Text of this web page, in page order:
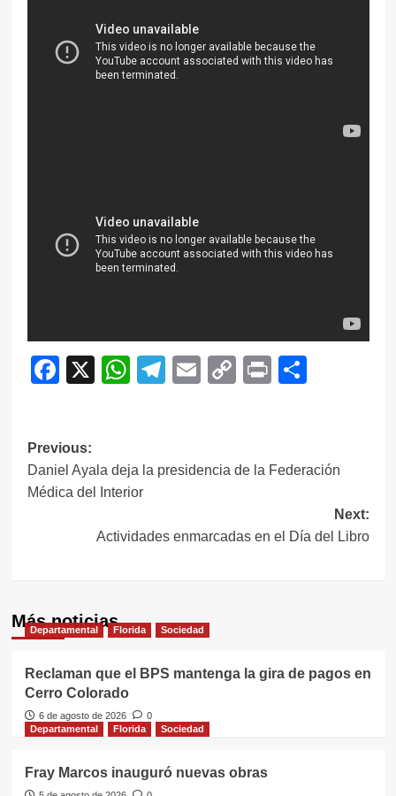
Facebook
X WhatsApp
Telegram
EmailCopy
Print
Navegación
de
Previous:
Daniel Ayala deja la presidencia de la Federación
Médica del Interior
Next:
Actividades enmarcadas en el Día del Libro
Más noticias
Departamental Florida Sociedad
Reclaman que el BPS mantenga la gira de pagos en
Cerro Colorado
6 de agosto de 2026
0
Departamental
Florida Sociedad
Fray Marcos inauguró nuevas obras